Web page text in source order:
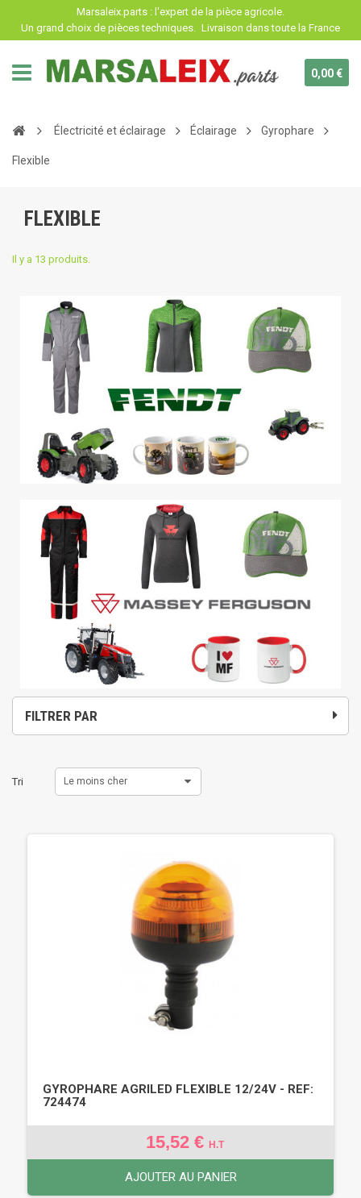
Marsaleix.parts : l'expert de la pièce agricole.
Un grand choix de pièces techniques. Livraison dans toute la France
0,00 €
Électricité et éclairage Éclairage Gyrophare
Flexible
FLEXIBLE
Il y a 13 produits.
FILTRER PAR
Tri Le moins cher
GYROPHARE AGRILED FLEXIBLE 12/24V - REF:
724474
15,52 € H.T
AJOUTER AU PANIER
Panneau de gestion des cookies